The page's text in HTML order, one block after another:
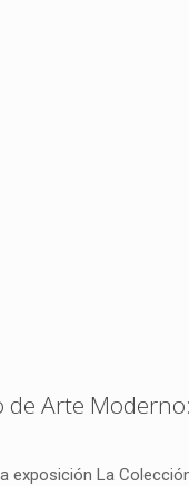
de Arte
exposición La